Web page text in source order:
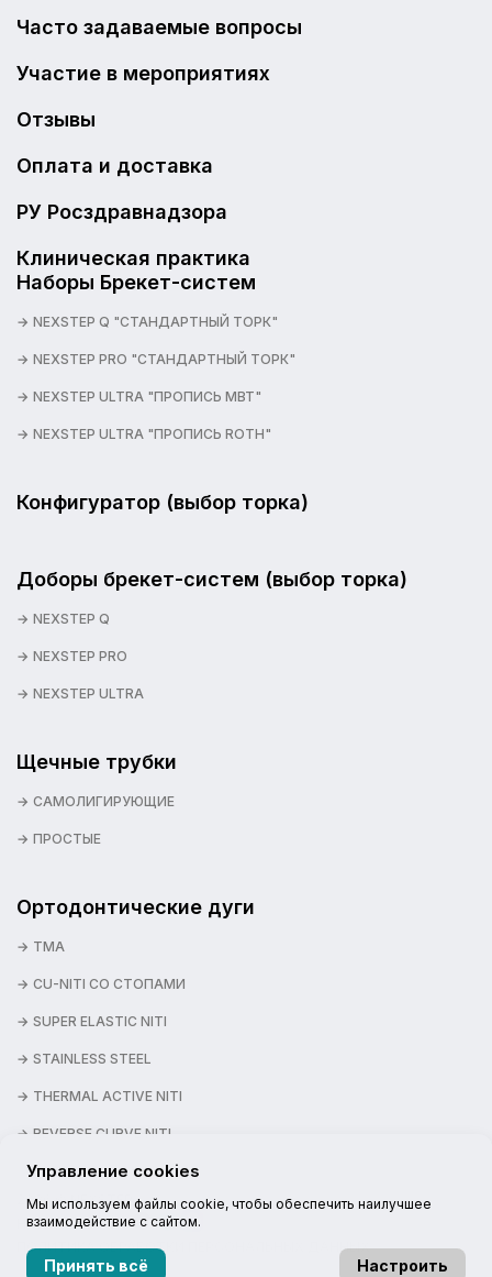
Часто задаваемые вопросы
Участие в мероприятиях
Отзывы
Оплата и доставка
РУ Росздравнадзора
Клиническая практика
Наборы Брекет-систем
NEXSTEP Q "СТАНДАРТНЫЙ ТОРК"
NEXSTEP PRO "СТАНДАРТНЫЙ ТОРК"
NEXSTEP ULTRA "ПРОПИСЬ MBT"
NEXSTEP ULTRA "ПРОПИСЬ ROTH"
Конфигуратор (выбор торка)
Доборы брекет-систем (выбор торка)
NEXSTEP Q
NEXSTEP PRO
NEXSTEP ULTRA
Щечные трубки
САМОЛИГИРУЮЩИЕ
ПРОСТЫЕ
Ортодонтические дуги
TMA
CU-NITI СО СТОПАМИ
SUPER ELASTIC NITI
STAINLESS STEEL
THERMAL ACTIVE NITI
REVERSE CURVE NITI
2026 © NEXSTEP
НАШИ КАНАЛЫ:
ПОЛИТИКА ОБРАБОТКИ ПЕРСОНАЛЬНЫХ ДАННЫХ
Управление cookies
Мы используем файлы cookie, чтобы обеспечить наилучшее
взаимодействие с сайтом.
Принять всё Настроить